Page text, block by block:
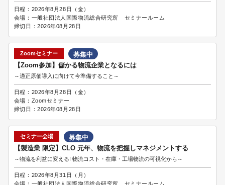
日程： 2026年8月28日（金）
会場： 一般社団法人国際物流総合研究所 セミナールーム
締切日：2026年08月28日
Zoomセミナー
募集中
【Zoom参加】儲かる物流企業となるには
～適正原価導入に向けて今準備すること～
日程： 2026年8月28日（金）
会場： Zoomセミナー
締切日：2026年08月28日
セミナー会場
募集中
【製造業 限定】CLO 元年、物流を把握しマネジメントする
～物流を利益に変える! 物流コスト・在庫・工場物流の可視化から～
日程： 2026年8月31日（月）
会場： 一般社団法人国際物流総合研究所 セミナールーム